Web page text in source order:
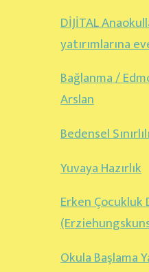
DİJİTAL
yatırımlarına
Bağlanma /
Arslan
Bedensel
Yuvaya Hazırlık
Erken
Okula Başlama